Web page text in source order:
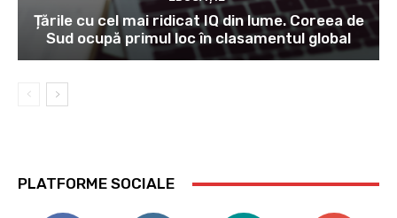
Țările cu cel mai ridicat IQ din lume. Coreea de
Sud ocupă primul loc în clasamentul global
PLATFORME SOCIALE